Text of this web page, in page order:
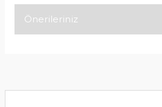
Önerileriniz